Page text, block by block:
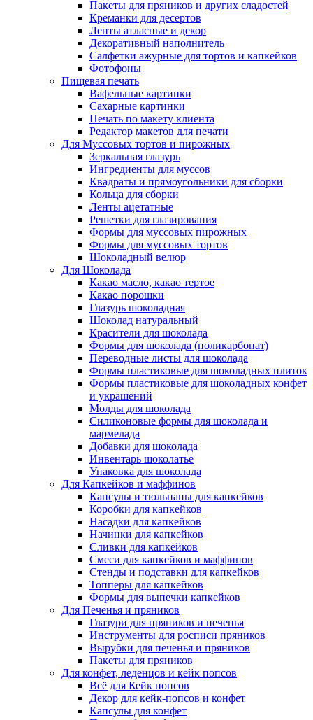
Пакеты для пряников и других сладостей
Креманки для десертов
Ленты атласные и декор
Декоративный наполнитель
Салфетки ажурные для тортов и капкейков
Фотофоны
Пищевая печать
Вафельные картинки
Сахарные картинки
Печать по макету клиента
Редактор макетов для печати
Для Муссовых тортов и пирожных
Зеркальная глазурь
Ингредиенты для муссов
Квадраты и прямоугольники для сборки
Кольца для сборки
Ленты ацетатные
Решетки для глазирования
Формы для муссовых пирожных
Формы для муссовых тортов
Шоколадный велюр
Для Шоколада
Какао масло, какао тертое
Какао порошки
Глазурь шоколадная
Шоколад натуральный
Красители для шоколада
Формы для шоколада (поликарбонат)
Переводные листы для шоколада
Формы пластиковые для шоколадных плиток
Формы пластиковые для шоколадных конфет
и украшений
Молды для шоколада
Силиконовые формы для шоколада и
мармелада
Добавки для шоколада
Инвентарь шоколатье
Упаковка для шоколада
Для Капкейков и маффинов
Капсулы и тюльпаны для капкейков
Коробки для капкейков
Насадки для капкейков
Начинки для капкейков
Сливки для капкейков
Смеси для капкейков и маффинов
Стенды и подставки для капкейков
Топперы для капкейков
Формы для выпечки капкейков
Для Печенья и пряников
Глазури для пряников и печенья
Инструменты для росписи пряников
Вырубки для печенья и пряников
Пакеты для пряников
Для конфет, леденцов и кейк попсов
Всё для Кейк попсов
Декор для кейк-попсов и конфет
Капсулы для конфет